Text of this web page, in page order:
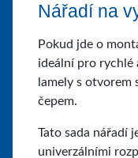
Nářadí na
Pokud jde o
ideální pro rychlé
lamely s otvorem
čepem.
Tato sada nářadí
univerzálními